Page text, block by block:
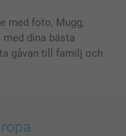
med foto, Mugg,
dina bästa
gåvan till familj och